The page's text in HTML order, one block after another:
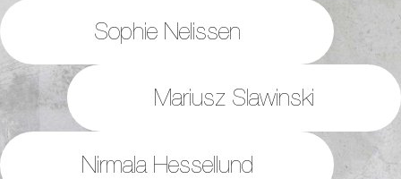
Sophie Nelissen
Mariusz Slawinski
Nirmala Hessellund